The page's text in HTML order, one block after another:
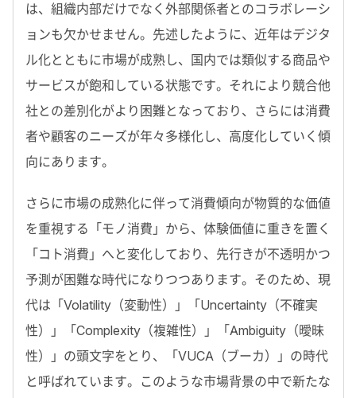
は、組織内部だけでなく外部関係者とのコラボレーシ
ョンも欠かせません。先述したように、近年はデジタ
ル化とともに市場が成熟し、国内では類似する商品や
サービスが飽和している状態です。それにより競合他
社との差別化がより困難となっており、さらには消費
者や顧客のニーズが年々多様化し、高度化していく傾
向にあります。
さらに市場の成熟化に伴って消費傾向が物質的な価値
を重視する「モノ消費」から、体験価値に重きを置く
「コト消費」へと変化しており、先行きが不透明かつ
予測が困難な時代になりつつあります。そのため、現
代は「Volatility（変動性）」「Uncertainty（不確実
性）」「Complexity（複雑性）」「Ambiguity（曖昧
性）」の頭文字をとり、「VUCA（ブーカ）」の時代
と呼ばれています。このような市場背景の中で新たな